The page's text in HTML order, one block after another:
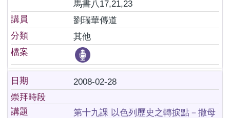
馬書八17,21,23
講員
劉瑞華傳道
分類
其他
檔案
日期
2008-02-28
崇拜時段
講題
第十九課 以色列歷史之轉捩點－撒母